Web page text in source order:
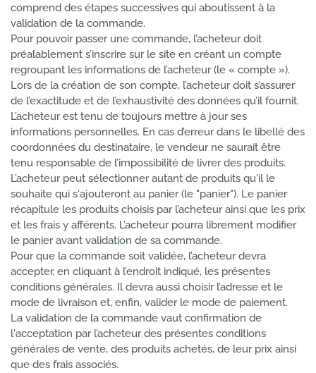
comprend des étapes successives qui aboutissent à la
validation de la commande.
Pour pouvoir passer une commande, l’acheteur doit
préalablement s’inscrire sur le site en créant un compte
regroupant les informations de l’acheteur (le « compte »).
Lors de la création de son compte, l’acheteur doit s’assurer
de l’exactitude et de l’exhaustivité des données qu’il fournit.
L’acheteur est tenu de toujours mettre à jour ses
informations personnelles. En cas d’erreur dans le libellé des
coordonnées du destinataire, le vendeur ne saurait être
tenu responsable de l’impossibilité de livrer des produits.
L’acheteur peut sélectionner autant de produits qu'il le
souhaite qui s'ajouteront au panier (le "panier"). Le panier
récapitule les produits choisis par l’acheteur ainsi que les prix
et les frais y afférents. L’acheteur pourra librement modifier
le panier avant validation de sa commande.
Pour que la commande soit validée, l’acheteur devra
accepter, en cliquant à l’endroit indiqué, les présentes
conditions générales. Il devra aussi choisir l’adresse et le
mode de livraison et, enfin, valider le mode de paiement.
La validation de la commande vaut confirmation de
l'acceptation par l’acheteur des présentes conditions
générales de vente, des produits achetés, de leur prix ainsi
que des frais associés.